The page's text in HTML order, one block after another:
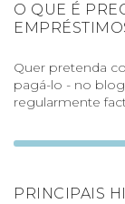
O QUE É
Quer pretenda
pagá-lo - no
regularmente
PRINCIPAIS